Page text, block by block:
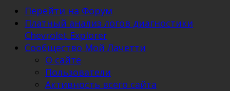
Перейти на Форум
Платный анализ логов диагностики
Chevrolet Explorer
Сообщество Мой Лачетти
О сайте
Пользователи
Активность всего сайта